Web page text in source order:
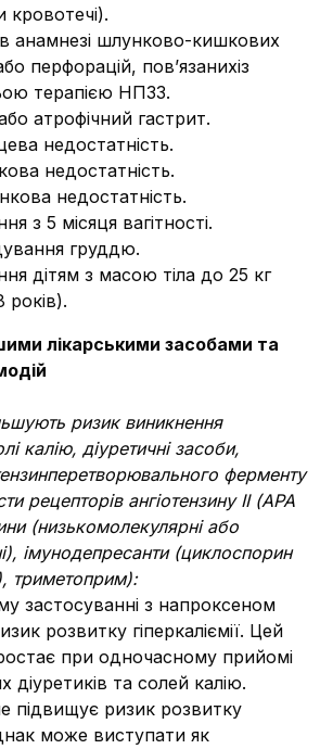
кровотечі).
в анамнезі шлунково-кишкових
перфорацій, пов’язанихіз
терапією НПЗЗ.
атрофічний гастрит.
недостатність.
недостатність.
недостатність.
з 5 місяця вагітності.
груддю.
дітям з масою тіла до 25 кг
років).
лікарськими засобами та
ризик виникнення
калію, діуретичні засоби,
ферменту
рецепторів ангіотензину II (АРА
(низькомолекулярні або
імунодепресанти (циклоспорин
триметоприм):
застосуванні з напроксеном
розвитку гіперкаліємії. Цей
при одночасному прийомі
діуретиків та солей калію.
підвищує ризик розвитку
може виступати як